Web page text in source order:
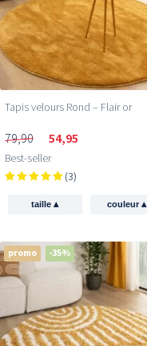
Tapis velours Rond – Flair or
79,90 54,95
Best-seller
(3)
taille▴ couleur▴
promo -35%